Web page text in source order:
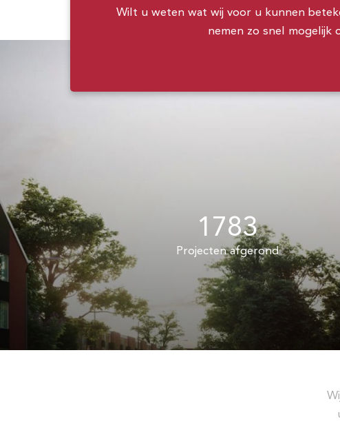
Wilt u weten wat wij voor u kunnen
nemen zo snel mogelijk
1783
Projecten afgerond